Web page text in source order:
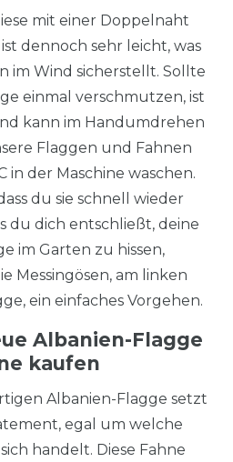
mit einer Doppelnaht
dennoch sehr leicht, was
im Wind sicherstellt. Sollte
einmal verschmutzen, ist
kann im Handumdrehen
Flaggen und Fahnen
in der Maschine waschen.
du sie schnell wieder
du dich entschließt, deine
im Garten zu hissen,
Messingösen, am linken
ein einfaches Vorgehen.
Albanien-Flagge
kaufen
Albanien-Flagge setzt
egal um welche
handelt. Diese Fahne